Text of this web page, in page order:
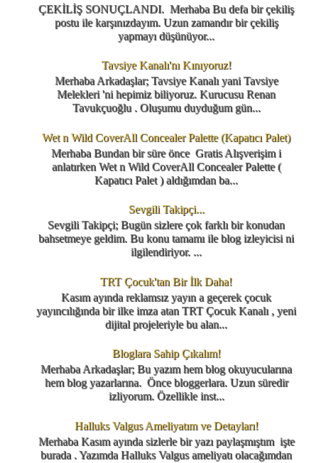
ÇEKİLİŞ SONUÇLANDI. Merhaba Bu defa bir çekiliş
postu ile karşınızdayım. Uzun zamandır bir çekiliş
yapmayı düşünüyor...
Tavsiye Kanalı'nı Kınıyoruz!
Merhaba Arkadaşlar; Tavsiye Kanalı yani Tavsiye
Melekleri 'ni hepimiz biliyoruz. Kurucusu Renan
Tavukçuoğlu . Oluşumu duyduğum gün...
Wet n Wild CoverAll Concealer Palette (Kapatıcı Palet)
Merhaba Bundan bir süre önce Gratis Alışverişim i
anlatırken Wet n Wild CoverAll Concealer Palette (
Kapatıcı Palet ) aldığımdan ba...
Sevgili Takipçi...
Sevgili Takipçi; Bugün sizlere çok farklı bir konudan
bahsetmeye geldim. Bu konu tamamı ile blog izleyicisi ni
ilgilendiriyor. ...
TRT Çocuk'tan Bir İlk Daha!
Kasım ayında reklamsız yayın a geçerek çocuk
yayıncılığında bir ilke imza atan TRT Çocuk Kanalı , yeni
dijital projeleriyle bu alan...
Bloglara Sahip Çıkalım!
Merhaba Arkadaşlar; Bu yazım hem blog okuyucularına
hem blog yazarlarına. Önce bloggerlara. Uzun süredir
izliyorum. Özellikle inst...
Halluks Valgus Ameliyatım ve Detayları!
Merhaba Kasım ayında sizlerle bir yazı paylaşmıştım işte
burada . Yazımda Halluks Valgus ameliyatı olacağımdan